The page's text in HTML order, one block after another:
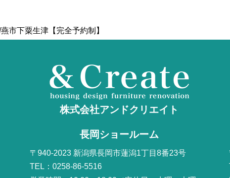
市下粟生津【完全予約制】
株式会社アンドクリエイト
長岡ショールーム
〒940-2023 新潟県長岡市蓮潟1丁目8番23号
TEL：0258-86-5516